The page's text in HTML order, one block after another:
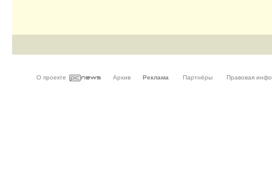
О проекте Архив Реклама Партнёры Правовая